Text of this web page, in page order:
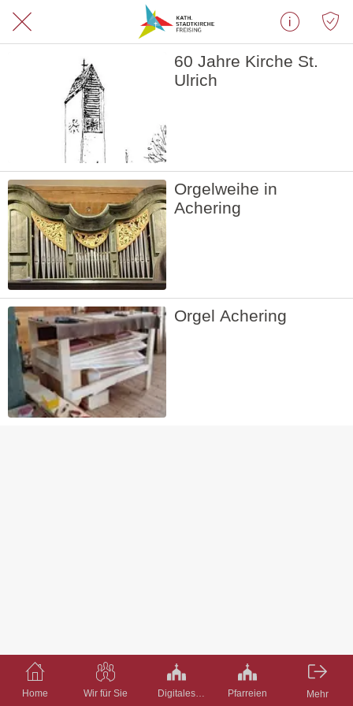
60 Jahre Kirche St.
Ulrich
Orgelweihe in
Achering
Orgel Achering
Home Wir für Sie
Digitales
Pfarreien Mehr